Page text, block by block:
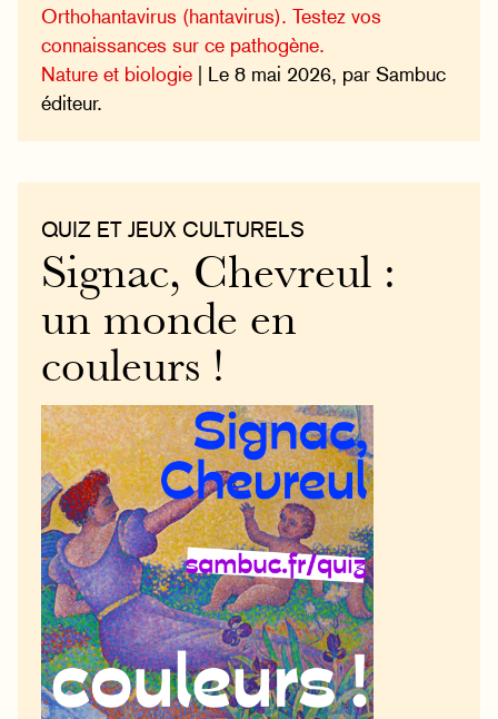
Orthohantavirus (hantavirus). Testez vos
connaissances sur ce pathogène.
Nature et biologie | Le 8 mai 2026, par Sambuc
éditeur.
QUIZ ET JEUX CULTURELS
Signac, Chevreul :
un monde en
couleurs !